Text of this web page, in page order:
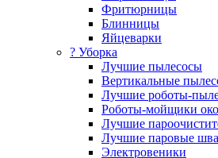
Фритюрницы
Блинницы
Яйцеварки
? Уборка
Лучшие пылесосы
Вертикальные
Лучшие роботы-
Роботы-мойщики
Лучшие
Лучшие паровые
Электровеники